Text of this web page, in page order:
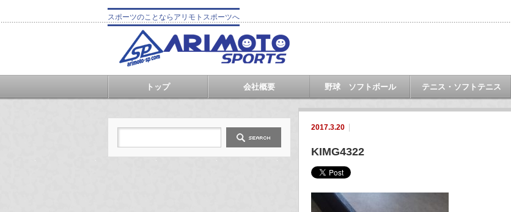
スポーツのことならアリモトスポーツへ
トップ 会社概要 野球 ソフトボール テニス・ソフトテニス
2017.3.20
KIMG4322